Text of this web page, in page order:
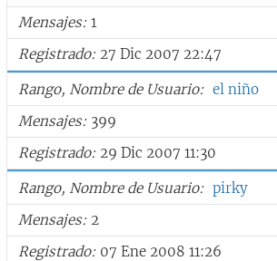
Mensajes 1
Registrado 27 Dic 2007 22:47
Rango, Nombre de Usuario
el niño
Mensajes 399
Registrado 29 Dic 2007 11:30
Rango, Nombre de Usuario
pirky
Mensajes 2
Registrado 07 Ene 2008 11:26